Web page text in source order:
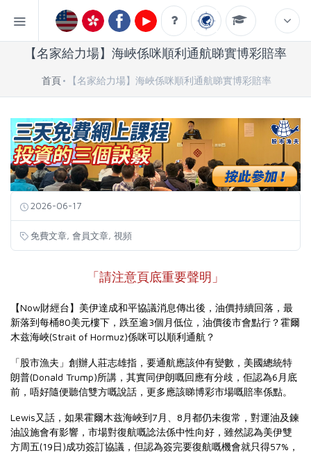
【名家給力場】海峽係咪順利通航睇實博彩賠率
首頁 【名家給力場】海峽係咪順利通航睇實博彩賠率
2026-06-17
免費文章 會員文章 視頻
「請注意頁底重要聲明」
【Now財經台】美伊達成和平協議消息傳出後，油價持續回落，最
新落到每桶80美元樓下，跌至逾3個月低位，油價後市會點行？霍爾
木兹海峽(Strait of Hormuz)係咪可以順利通航？
「股市漁夫」創辦人莊志雄指，要通航應該仲有變數，美國總統特
朗普(Donald Trump)所講，其實同伊朗嘅回應有分歧，佢認為6月底
前，唔好隨便聽信雙方嘅說話，更多應該睇博彩市場嘅賠率係點。
Lewis又話，如果霍爾木兹海峽到7月、8月都仍未復常，對運油及鍊
油設施會有影響，市場對復航嘅諗法係中性向好，雖然認為美伊雙
方周五(19日)成功簽訂協議，但認為簽完要復航嘅機會就只得57%，